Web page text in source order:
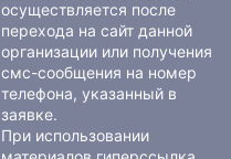
осуществляется после
перехода на сайт данной
организации или получения
смс-сообщения на номер
телефона, указанный в
заявке.
При использовании